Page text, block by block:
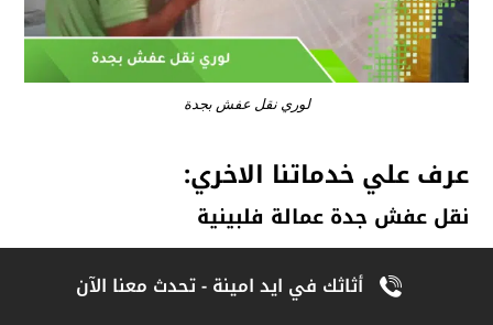
لوري نقل عفش بجدة
عرف علي خدماتنا الاخري:
نقل عفش جدة عمالة فلبينية
خدمات نقل عفش عمالة فلبينية
أثاثك في ايد امينة - تحدث معنا الآن